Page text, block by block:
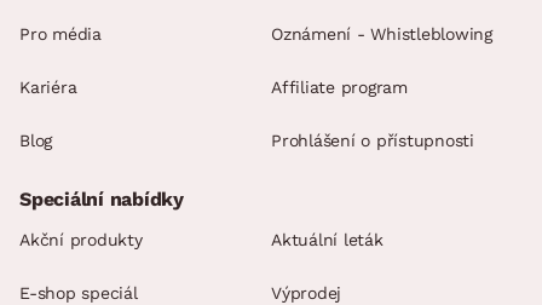
Pro média
Kariéra
Blog
Oznámení - Whistleblowing
Affiliate program
Prohlášení o přístupnosti
Speciální nabídky
Akční produkty Aktuální leták
E-shop speciál Výprodej